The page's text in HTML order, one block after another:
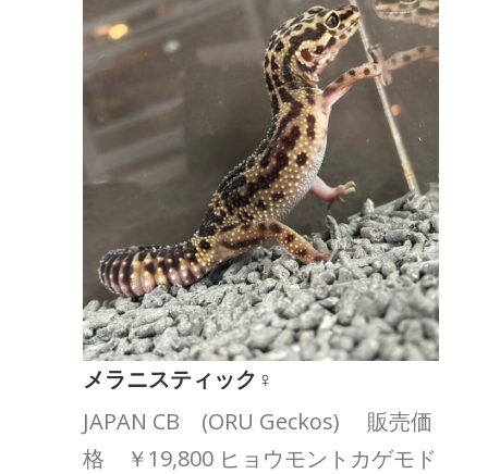
メラニスティック♀
JAPAN CB (ORU Geckos) 販売価
格 ￥19,800 ヒョウモントカゲモド